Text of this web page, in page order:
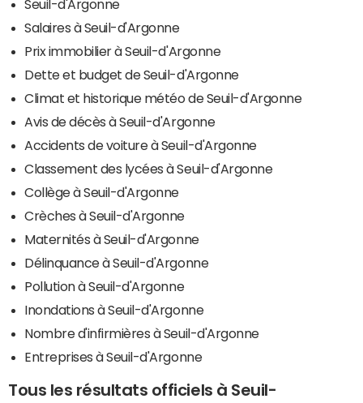
Seuil-d'Argonne
Salaires à Seuil-d'Argonne
Prix immobilier à Seuil-d'Argonne
Dette et budget de Seuil-d'Argonne
Climat et historique météo de Seuil-d'Argonne
Avis de décès à Seuil-d'Argonne
Accidents de voiture à Seuil-d'Argonne
Classement des lycées à Seuil-d'Argonne
Collège à Seuil-d'Argonne
Crèches à Seuil-d'Argonne
Maternités à Seuil-d'Argonne
Délinquance à Seuil-d'Argonne
Pollution à Seuil-d'Argonne
Inondations à Seuil-d'Argonne
Nombre d'infirmières à Seuil-d'Argonne
Entreprises à Seuil-d'Argonne
Tous les résultats officiels à Seuil-